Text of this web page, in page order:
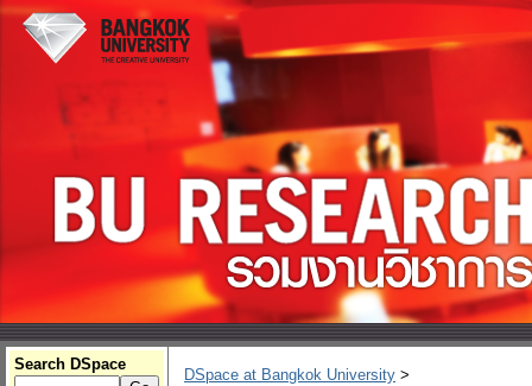
Search DSpace
DSpace at Bangkok University >